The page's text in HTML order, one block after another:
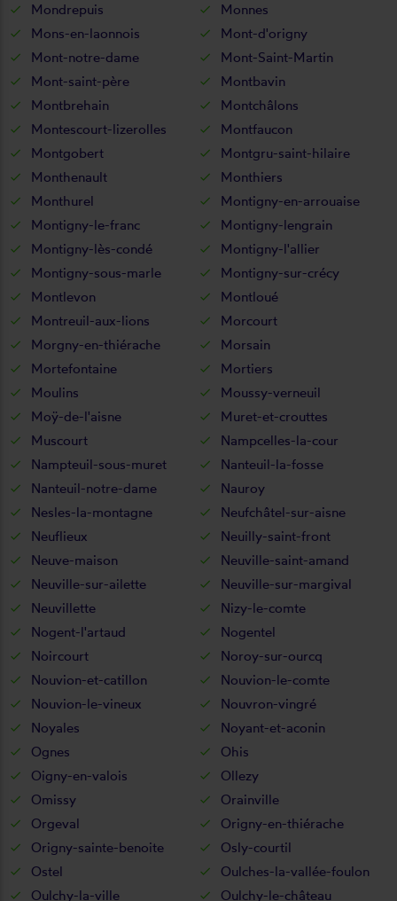
Mondrepuis
Monnes
Mons-en-laonnois
Mont-d'origny
Mont-notre-dame
Mont-Saint-Martin
Mont-saint-père
Montbavin
Montbrehain
Montchâlons
Montescourt-lizerolles
Montfaucon
Montgobert
Montgru-saint-hilaire
Monthenault
Monthiers
Monthurel
Montigny-en-arrouaise
Montigny-le-franc
Montigny-lengrain
Montigny-lès-condé
Montigny-l'allier
Montigny-sous-marle
Montigny-sur-crécy
Montlevon
Montloué
Montreuil-aux-lions
Morcourt
Morgny-en-thiérache
Morsain
Mortefontaine
Mortiers
Moulins
Moussy-verneuil
Moÿ-de-l'aisne
Muret-et-crouttes
Muscourt
Nampcelles-la-cour
Nampteuil-sous-muret
Nanteuil-la-fosse
Nanteuil-notre-dame
Nauroy
Nesles-la-montagne
Neufchâtel-sur-aisne
Neuflieux
Neuilly-saint-front
Neuve-maison
Neuville-saint-amand
Neuville-sur-ailette
Neuville-sur-margival
Neuvillette
Nizy-le-comte
Nogent-l'artaud
Nogentel
Noircourt
Noroy-sur-ourcq
Nouvion-et-catillon
Nouvion-le-comte
Nouvion-le-vineux
Nouvron-vingré
Noyales
Noyant-et-aconin
Ognes
Ohis
Oigny-en-valois
Ollezy
Omissy
Orainville
Orgeval
Origny-en-thiérache
Origny-sainte-benoite
Osly-courtil
Ostel
Oulches-la-vallée-foulon
Oulchy-la-ville
Oulchy-le-château